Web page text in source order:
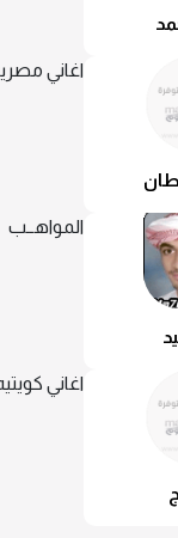
اغاني
المواهــب
اغاني